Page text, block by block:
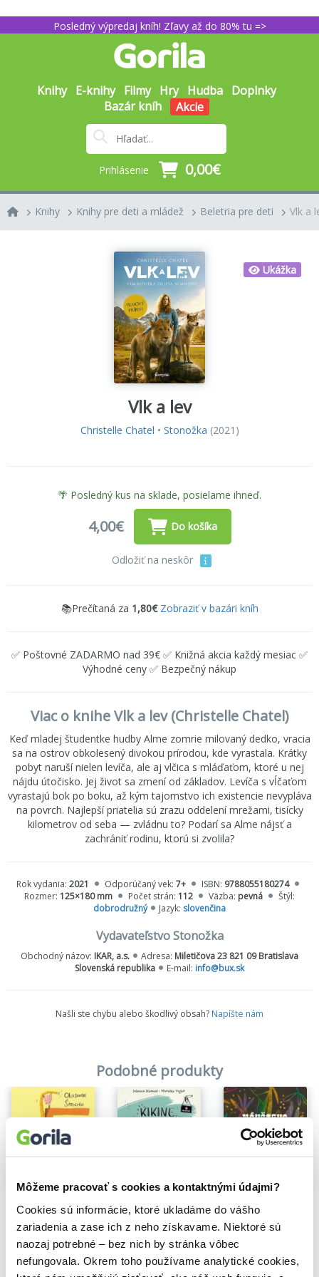
Môžeme pracovať s cookies a kontaktnými údajmi?
Cookies sú informácie, ktoré ukladáme do vášho
zariadenia a zase ich z neho získavame. Niektoré sú
naozaj potrebné – bez nich by stránka vôbec
nefungovala. Okrem toho používame analytické cookies,
Posledný výpredaj kníh! Zľavy až do 80% tu =>
Knihy E-knihy Filmy Hry Hudba Doplnky
Bazár kníh
Akcie
Prihlásenie 0,00€
Knihy Knihy pre deti a mládež Beletria pre deti Vlk a
Ukážka
Vlk a lev
Christelle Chatel • Stonožka (2021)
🌴 Posledný kus na sklade, posielame ihneď.
4,00€ Do košíka
Odložiť na neskôr
📚Prečítaná za 1,80€ Zobraziť v bazári kníh
✅ Poštovné ZADARMO nad 39€ ✅ Knižná akcia každý mesiac ✅
Výhodné ceny ✅ Bezpečný nákup
Viac o knihe Vlk a lev (Christelle Chatel)
Keď mladej študentke hudby Alme zomrie milovaný dedko, vracia
sa na ostrov obkolesený divokou prírodou, kde vyrastala. Krátky
pobyt naruší nielen levíča, ale aj vlčica s mláďaťom, ktoré u nej
nájdu útočisko. Jej život sa zmení od základov. Levíča s vĺčaťom
vyrastajú bok po boku, až kým tajomstvo ich existencie nevypláva
na povrch. Najlepší priatelia sú zrazu oddelení mrežami, tisícky
kilometrov od seba — zvládnu to? Podarí sa Alme nájsť a
zachrániť rodinu, ktorú si zvolila?
Rok vydania: 2021 Odporúčaný vek: 7+ ISBN: 9788055180274
Rozmer: 125×180 mm Počet strán: 112 Väzba: pevná
Štýl:
dobrodružný
Jazyk: slovenčina
Vydavateľstvo Stonožka
Obchodný názov: IKAR, a.s. Adresa: Miletičova 23 821 09 Bratislava
Slovenská republika
E-mail: info@bux.sk
Našli ste chybu alebo škodlivý obsah? Napíšte nám
Podobné produkty
Na sklade
Fogi
Oleksandr Šatochin
9,10€
Na sklade
Kikine katastrofy 1: Môj život s naj kamoškou a otravnými rodičmi
Johanna Klement
10,50€
Na sklade
Návšteva
13,50€